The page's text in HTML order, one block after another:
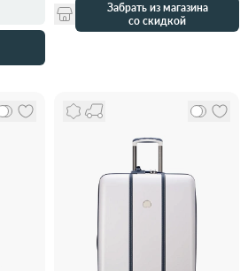
Забрать из магазина
со скидкой